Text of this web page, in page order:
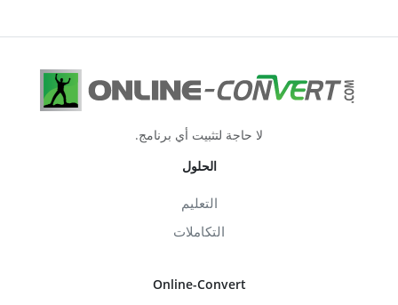
لا حاجة لتثبيت أي برنامج.
الحلول
التعليم
التكاملات
Online-Convert